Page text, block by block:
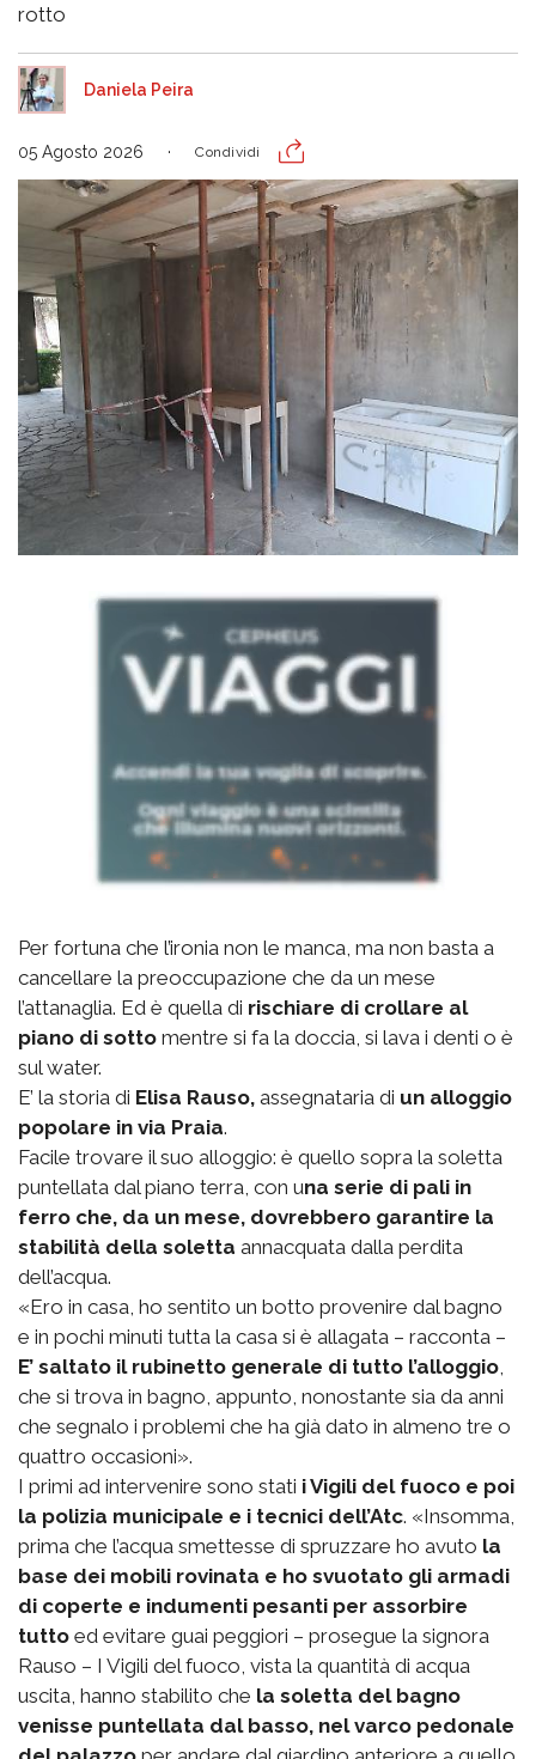
rotto
Daniela Peira
05 Agosto 2026 Condividi
Per fortuna che l’ironia non le manca, ma non basta a
cancellare la preoccupazione che da un mese
l’attanaglia. Ed è quella di rischiare di crollare al
piano di sotto mentre si fa la doccia, si lava i denti o è
sul water.
E’ la storia di Elisa Rauso, assegnataria di un alloggio
popolare in via Praia.
Facile trovare il suo alloggio: è quello sopra la soletta
puntellata dal piano terra, con una serie di pali in
ferro che, da un mese, dovrebbero garantire la
stabilità della soletta annacquata dalla perdita
dell’acqua.
«Ero in casa, ho sentito un botto provenire dal bagno
e in pochi minuti tutta la casa si è allagata – racconta –
E’ saltato il rubinetto generale di tutto l’alloggio
che si trova in bagno, appunto, nonostante sia da anni
che segnalo i problemi che ha già dato in almeno tre o
quattro occasioni».
I primi ad intervenire sono stati i Vigili del fuoco e poi
la polizia municipale e i tecnici dell’Atc. «Insomma,
prima che l’acqua smettesse di spruzzare ho avuto la
base dei mobili rovinata e ho svuotato gli armadi
di coperte e indumenti pesanti per assorbire
tutto ed evitare guai peggiori – prosegue la signora
Rauso – I Vigili del fuoco, vista la quantità di acqua
uscita, hanno stabilito che la soletta del bagno
venisse puntellata dal basso, nel varco pedonale